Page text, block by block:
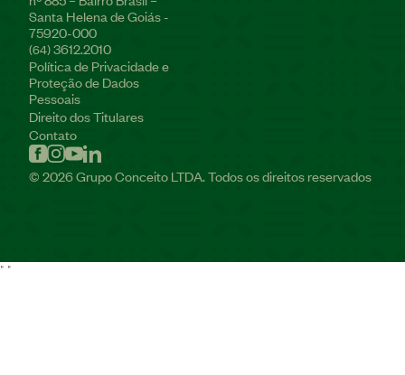
Santa Helena de Goiás -
75920-000
(64)3612.2010
Política de Privacidade e
Proteção de Dados
Pessoais
Direito dos Titulares
Contato
© 2026 Grupo Conceito LTDA. Todos os direitos reservados
" "